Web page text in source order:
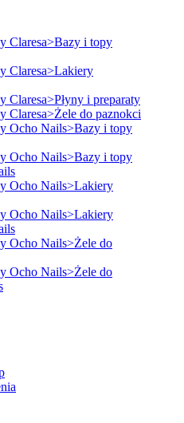
Claresa>Bazy i topy
Claresa>Lakiery
Claresa>Płyny i preparaty
Claresa>Żele do paznokci
Ocho Nails>Bazy i topy
Ocho Nails>Bazy i topy
Ocho Nails>Lakiery
Ocho Nails>Lakiery
Ocho Nails>Żele do
Ocho Nails>Żele do